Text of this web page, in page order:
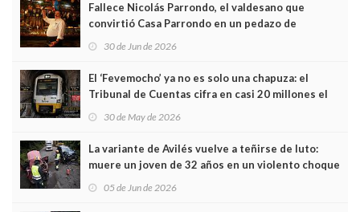
Fallece Nicolás Parrondo, el valdesano que
convirtió Casa Parrondo en un pedazo de
Asturias en Madrid
30 de Jun de 2026
El ‘Fevemocho’ ya no es solo una chapuza: el
Tribunal de Cuentas cifra en casi 20 millones el
sobrecoste de los trenes que no cabían por los
30 de May de 2026
La variante de Avilés vuelve a teñirse de luto:
muere un joven de 32 años en un violento choque
frontal
05 de Jun de 2026